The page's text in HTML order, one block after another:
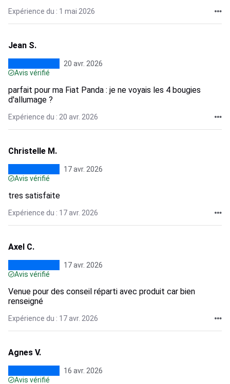
Expérience du : 1 mai 2026
Jean S.
20 avr. 2026
Avis vérifié
parfait pour ma Fiat Panda : je ne voyais les 4 bougies
d'allumage ?
Expérience du : 20 avr. 2026
Christelle M.
17 avr. 2026
Avis vérifié
tres satisfaite
Expérience du : 17 avr. 2026
Axel C.
17 avr. 2026
Avis vérifié
Venue pour des conseil réparti avec produit car bien
renseigné
Expérience du : 17 avr. 2026
Agnes V.
16 avr. 2026
Avis vérifié